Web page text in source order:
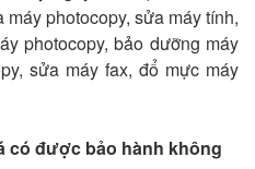
máy photocopy, sửa máy tính,
photocopy, bảo dưỡng máy
sửa máy fax, đổ mực máy
có được bảo hành không